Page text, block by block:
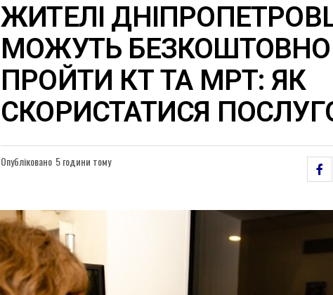
ЖИТЕЛІ
МОЖУТЬ БЕЗКОШТОВНО
ПРОЙТИ КТ ТА МРТ: ЯК
СКОРИСТАТИСЯ
Опубліковано 5 години тому